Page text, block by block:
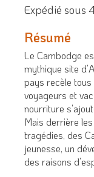
Expédié sous
Résumé
Le Cambodge
mythique site
pays recèle
voyageurs et
nourriture
Mais derrière
tragédies, des
jeunesse, un
des raisons